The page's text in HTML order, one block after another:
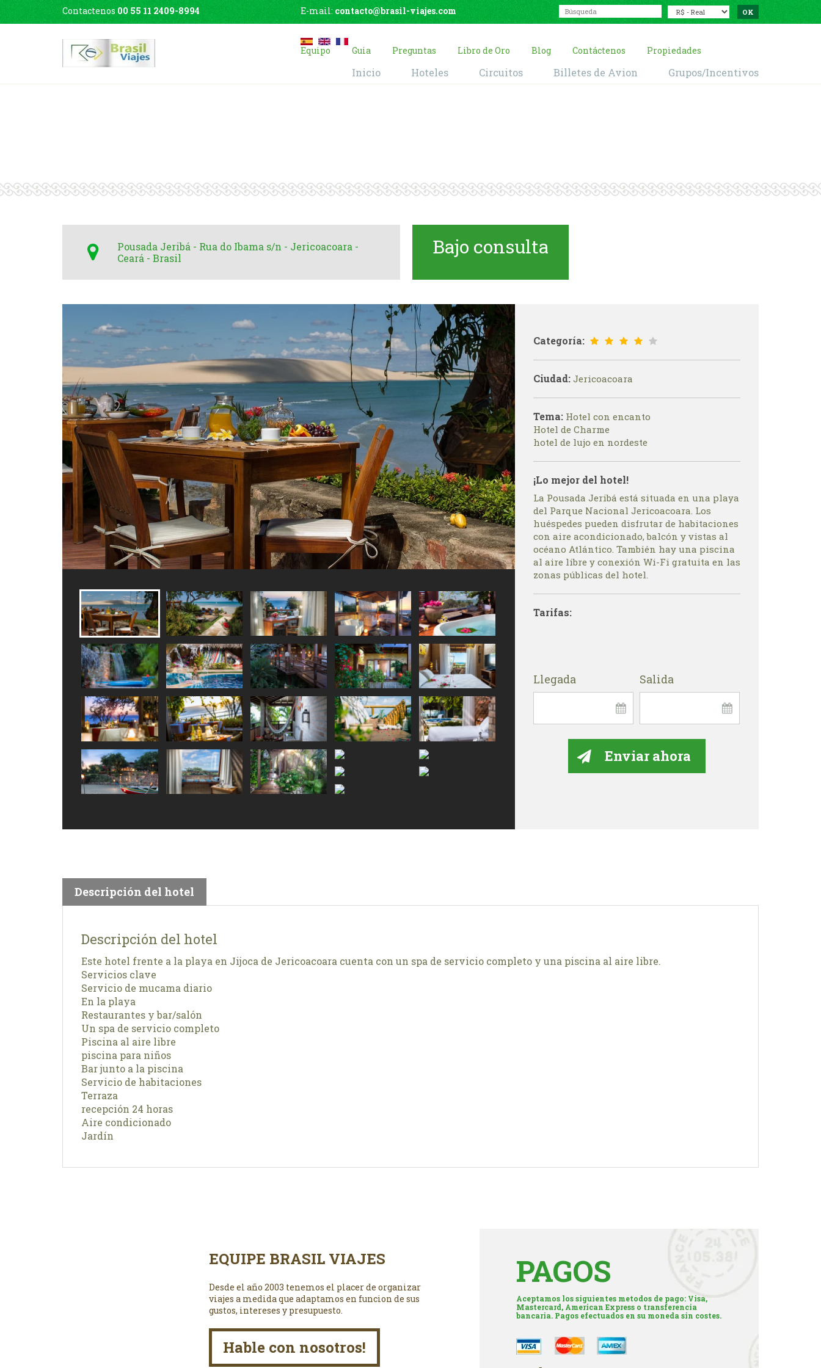
Contactenos 00 55 11 2409-8994 E-mail: contacto@brasil-viajes.com
Equipo Guia Preguntas Libro de Oro Blog Contáctenos Propiedades
Inicio Hoteles Circuitos Billetes de Avion Grupos/Incentivos
Pousada Jeribá - Rua do Ibama s/n - Jericoacoara -
Ceará - Brasil
Bajo consulta
Categoría:
Ciudad: Jericoacoara
Tema: Hotel con encanto
Hotel de Charme
hotel de lujo en nordeste
¡Lo mejor del hotel!
La Pousada Jeribá está situada en una playa
del Parque Nacional Jericoacoara. Los
huéspedes pueden disfrutar de habitaciones
con aire acondicionado, balcón y vistas al
océano Atlántico. También hay una piscina
al aire libre y conexión Wi-Fi gratuita en las
zonas públicas del hotel.
Tarifas:
Llegada Salida
Descripción del hotel
Descripción del hotel
Este hotel frente a la playa en Jijoca de Jericoacoara cuenta con un spa de servicio completo y una piscina al aire libre.
Servicios clave
Servicio de mucama diario
En la playa
Restaurantes y bar/salón
Un spa de servicio completo
Piscina al aire libre
piscina para niños
Bar junto a la piscina
Servicio de habitaciones
Terraza
recepción 24 horas
Aire condicionado
Jardín
EQUIPE BRASIL VIAJES
Desde el año 2003 tenemos el placer de organizar
viajes a medida que adaptamos en funcion de sus
gustos, intereses y presupuesto.
Hable con nosotros!
PAGOS
Aceptamos los siguientes metodos de pago: Visa,
Mastercard, American Express o transferencia
bancaria. Pagos efectuados en su moneda sin costes.